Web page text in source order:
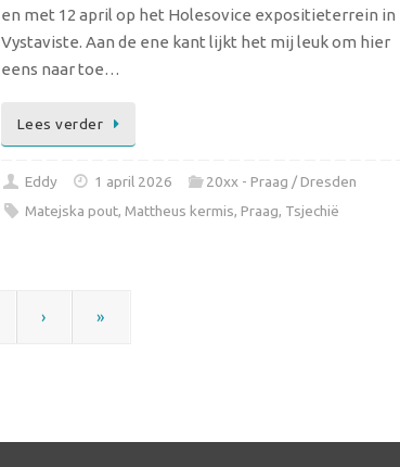
en met 12 april op het Holesovice expositieterrein in
Vystaviste. Aan de ene kant lijkt het mij leuk om hier
eens naar toe…
Lees verder
Eddy 1 april 2026
20xx - Praag / Dresden
Matejska pout, Mattheus kermis, Praag, Tsjechië
› »